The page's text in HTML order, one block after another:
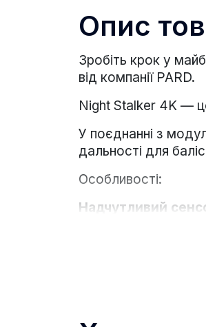
Опис
Зробіть крок у
від компанії PARD.
Night Stalker 4K —
У поєднанні з
дальності для
Особливості:
Надчутливий